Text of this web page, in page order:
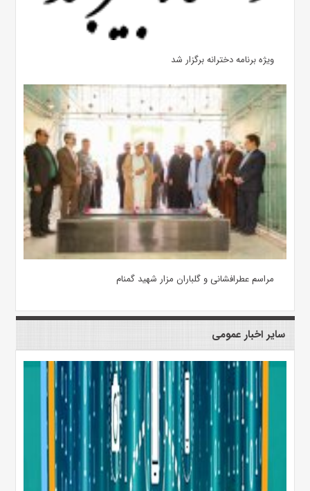
ویژه برنامه دخترانه برگزار شد
مراسم عطرافشانی و گلباران مزار شهید گمنام
سایر اخبار عمومی